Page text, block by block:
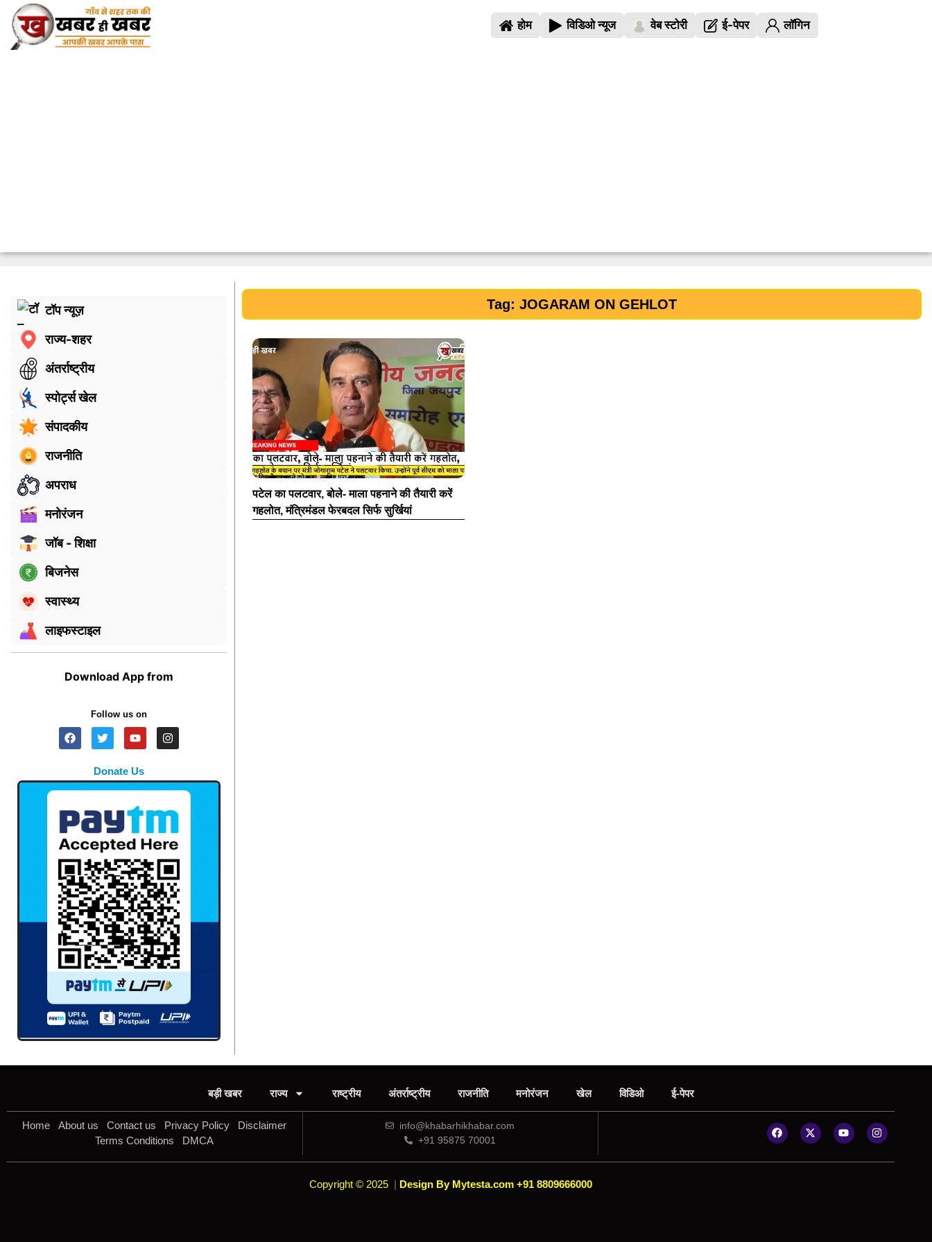
होम विडिओ न्यूज वेब स्टोरी ई-पेपर लॉगिन
टॉप न्यूज़
राज्य-शहर
अंतर्राष्ट्रीय
स्पोर्ट्स खेल
संपादकीय
राजनीति
अपराध
मनोरंजन
जॉब - शिक्षा
बिजनेस
स्वास्थ्य
लाइफस्टाइल
Download App from
Follow us on
Donate Us
Tag: JOGARAM ON GEHLOT
पटेल का पलटवार, बोले- माला पहनाने की तैयारी करें
गहलोत, मंत्रिमंडल फेरबदल सिर्फ सुर्खियां
बड़ी खबर राज्य राष्ट्रीय अंतर्राष्ट्रीय राजनीति मनोरंजन खेल विडिओ ई-पेपर
Home About us Contact us Privacy Policy
Disclaimer
Terms Conditions
DMCA
info@khabarhikhabar.com
+91 95875 70001
Copyright © 2025 | Design By Mytesta.com +91 8809666000